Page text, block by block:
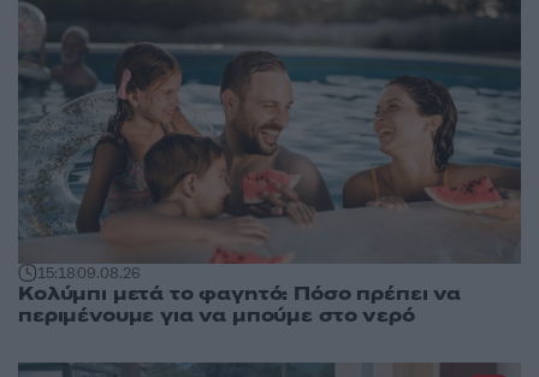
15:1809.08.26
Κολύμπι μετά το φαγητό: Πόσο πρέπει να
περιμένουμε για να μπούμε στο νερό